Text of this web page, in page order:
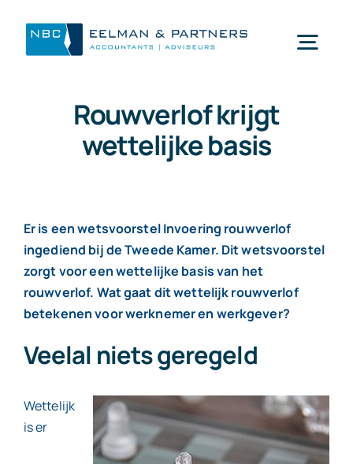
inhoud
Wat doen wij
Mijn NBC Eelman & Partners
Nieuws
Contact
Rouwverlof krijgt
wettelijke basis
Er is een wetsvoorstel Invoering rouwverlof
ingediend bij de Tweede Kamer. Dit wetsvoorstel
zorgt voor een wettelijke basis van het
rouwverlof. Wat gaat dit wettelijk rouwverlof
betekenen voor werknemer en werkgever?
Veelal niets geregeld
Wettelijk
is er